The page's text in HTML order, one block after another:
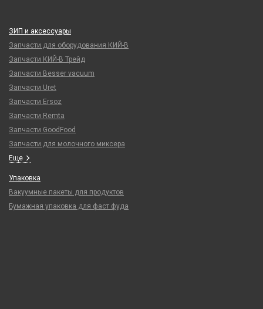
ЗИП и аксессуары
Запчасти для оборудования КИЙ-В
Запчасти КИЙ-В Трейд
Запчасти Besser vacuum
Запчасти Uret
Запчасти Ersoz
Запчасти Remta
Запчасти GoodFood
Запчасти для молочного миксера
Еще
Упаковка
Вакуумные пакеты для продуктов
Бумажная упаковка для фаст фуда